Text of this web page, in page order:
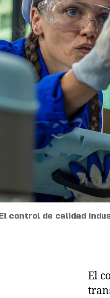
El control de calidad
El